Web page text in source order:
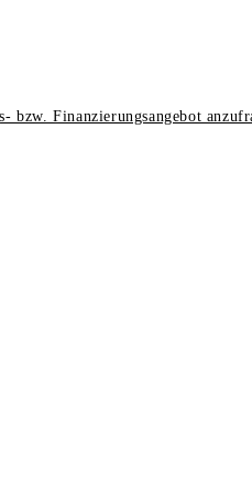
bzw. Finanzierungsangebot